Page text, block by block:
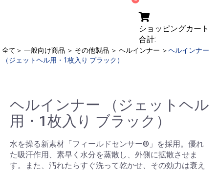
ショッピングカート
合計:
全て ＞ 一般向け商品 ＞ その他製品 ＞ ヘルインナー ＞ヘルインナー
（ジェットヘル用・1枚入り ブラック）
ヘルインナー （ジェットヘル
用・1枚入り ブラック）
水を操る新素材「フィールドセンサー®」を採用。優れ
た吸汗作用、素早く水分を蒸散し、外側に拡散させま
す。また、汚れたらすぐ洗って乾かせ、その効力は衰え